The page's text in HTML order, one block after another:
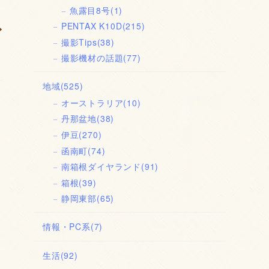
魚露目8号(1)
PENTAX K10D(215)
撮影Tips(38)
撮影機材の話題(77)
地域(525)
オーストラリア(10)
丹那盆地(38)
伊豆(270)
函南町(74)
南箱根ダイヤランド (91)
箱根(39)
静岡東部(65)
情報・PC系(7)
生活(92)